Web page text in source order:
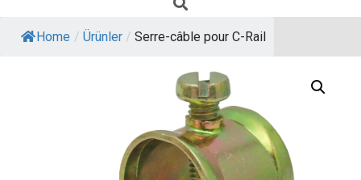
Home / Ürünler / Serre-câble pour C-Rail